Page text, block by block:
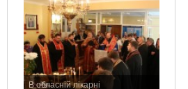
В обласній лікарні